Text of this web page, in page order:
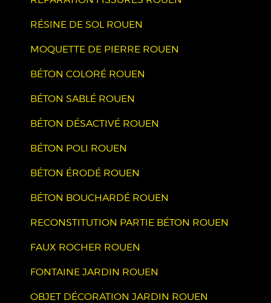
RÉSINE DE SOL ROUEN
MOQUETTE DE PIERRE ROUEN
BÉTON COLORÉ ROUEN
BÉTON SABLÉ ROUEN
BÉTON DÉSACTIVÉ ROUEN
BÉTON POLI ROUEN
BÉTON ÉRODÉ ROUEN
BÉTON BOUCHARDÉ ROUEN
RECONSTITUTION PARTIE BÉTON ROUEN
FAUX ROCHER ROUEN
FONTAINE JARDIN ROUEN
OBJET DÉCORATION JARDIN ROUEN